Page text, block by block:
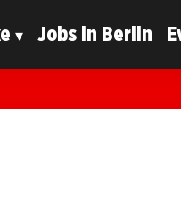
Jobs in Berlin